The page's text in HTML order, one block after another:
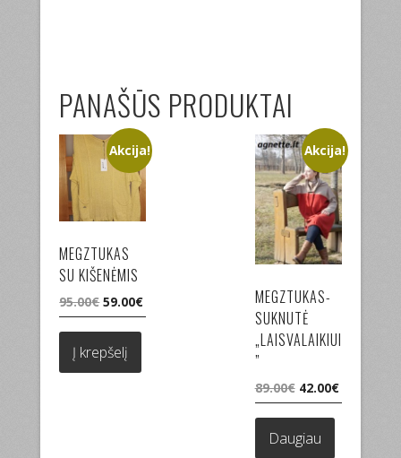
PANAŠŪS PRODUKTAI
Akcija!
MEGZTUKAS
SU KIŠENĖMIS
95.00€Original
price
was:
95.00€.
59.00€Current
price
Į krepšelį
Akcija!
MEGZTUKAS-
SUKNUTĖ
„LAISVALAIKIUI
”
89.00€ Original
price
was:
89.00€.
42.00€Current
price
Daugiau